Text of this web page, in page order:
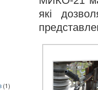
(1)
які